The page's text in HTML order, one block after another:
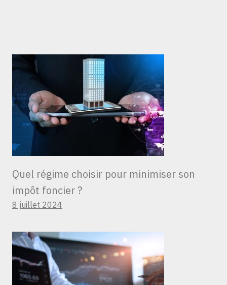
Quel régime choisir pour minimiser son
impôt foncier ?
8 juillet 2024